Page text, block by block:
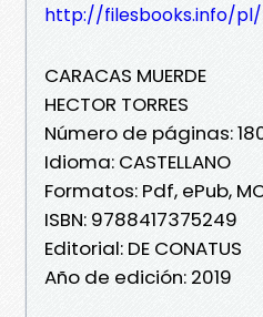
http://filesbooks.info/pl/
CARACAS MUERDE
HECTOR TORRES
Número de páginas:
Idioma: CASTELLANO
Formatos: Pdf, ePub,
ISBN: 9788417375249
Editorial: DE CONATUS
Año de edición: 2019